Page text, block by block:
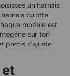
un harnais
culotte
modèle est
sur ton
précis s'ajuste